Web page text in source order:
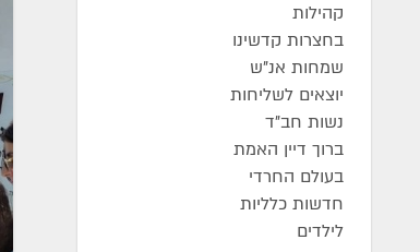
קהילות
בחצרות קדשינו
שמחות אנ"ש
יוצאים לשליחות
נשות חב"ד
ברוך דיין האמת
בעולם החרדי
חדשות כלליות
לילדים